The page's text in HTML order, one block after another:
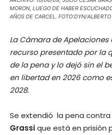
MORON, LUEGO DE HABER
AÑOS DE CARCEL. FOTO:DYN/
La Cámara de
recurso presentado por la
de la pena y lo dejó sin el
en libertad en 2026 como
2028.
Se extendió la pena contra
Grassique está en prisión